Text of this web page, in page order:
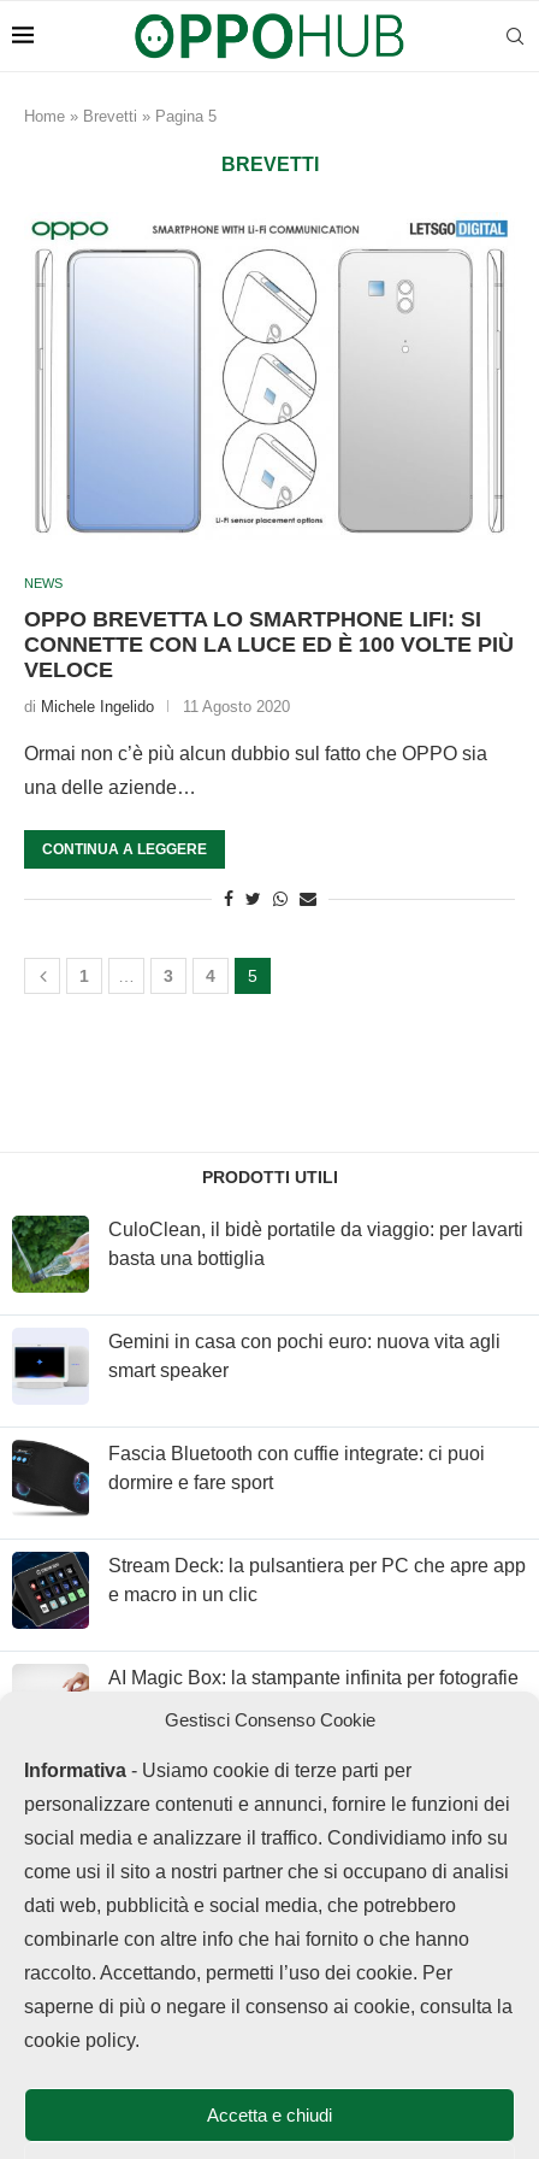
Gestisci Consenso Cookie
Informativa - Usiamo cookie di terze parti per
personalizzare contenuti e annunci, fornire le funzioni dei
social media e analizzare il traffico. Condividiamo info su
come usi il sito a nostri partner che si occupano di analisi
dati web, pubblicità e social media, che potrebbero
combinarle con altre info che hai fornito o che hanno
raccolto. Accettando, permetti l’uso dei cookie. Per
saperne di più o negare il consenso ai cookie, consulta la
cookie policy.
Accetta e chiudi
Home » Brevetti » Pagina 5
BREVETTI
NEWS
OPPO BREVETTA LO SMARTPHONE LIFI: SI
CONNETTE CON LA LUCE ED È 100 VOLTE PIÙ
VELOCE
di Michele Ingelido 11 Agosto 2020
Ormai non c’è più alcun dubbio sul fatto che OPPO sia
una delle aziende…
CONTINUA A LEGGERE
1 3 4 5
PRODOTTI UTILI
CuloClean, il bidè portatile da viaggio: per lavarti
basta una bottiglia
Gemini in casa con pochi euro: nuova vita agli
smart speaker
Fascia Bluetooth con cuffie integrate: ci puoi
dormire e fare sport
Stream Deck: la pulsantiera per PC che apre app
e macro in un clic
AI Magic Box: la stampante infinita per fotografie
Chi siamo Contatti Disclaimer
Privacy Policy
Questo blog non rappresenta una testata giornalistica in quanto viene
aggiornato senza alcuna periodicità. Non può pertanto considerarsi un